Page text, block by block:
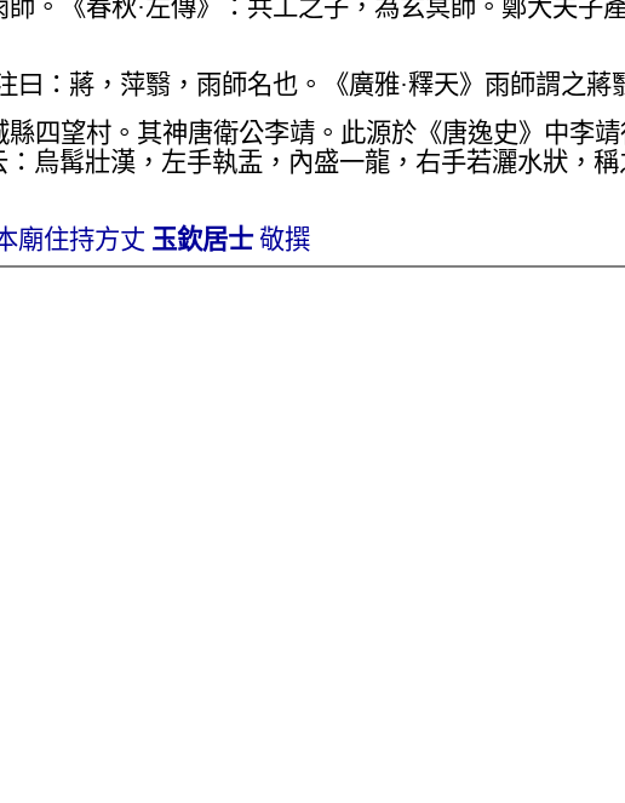
。《春秋·左傳》：共工之子，為玄冥師。鄭大夫子
：蔣，萍翳，雨師名也。《廣雅·釋天》雨師謂之蔣
四望村。其神唐衛公李靖。此源於《唐逸史》中李
烏髯壯漢，左手執盂， 內盛一龍，右手若灑水狀，稱
廟住持方丈 玉欽居士 敬撰